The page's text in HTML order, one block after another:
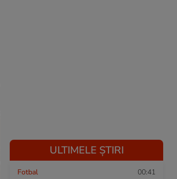
ULTIMELE ȘTIRI
Fotbal 00:41